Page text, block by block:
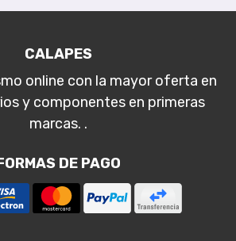
CALAPES
online con la mayor oferta en
y componentes en primeras
marcas. .
DE PAGO